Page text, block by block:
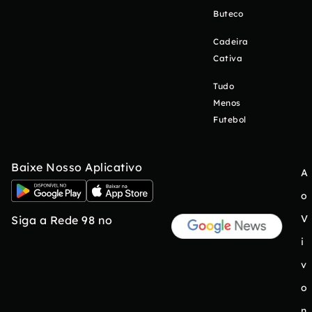
Buteco
Cadeira
Cativa
Tudo
Menos
Futebol
Baixe Nosso Aplicativo
Siga a Rede 98 no
A
o
V
i
v
o